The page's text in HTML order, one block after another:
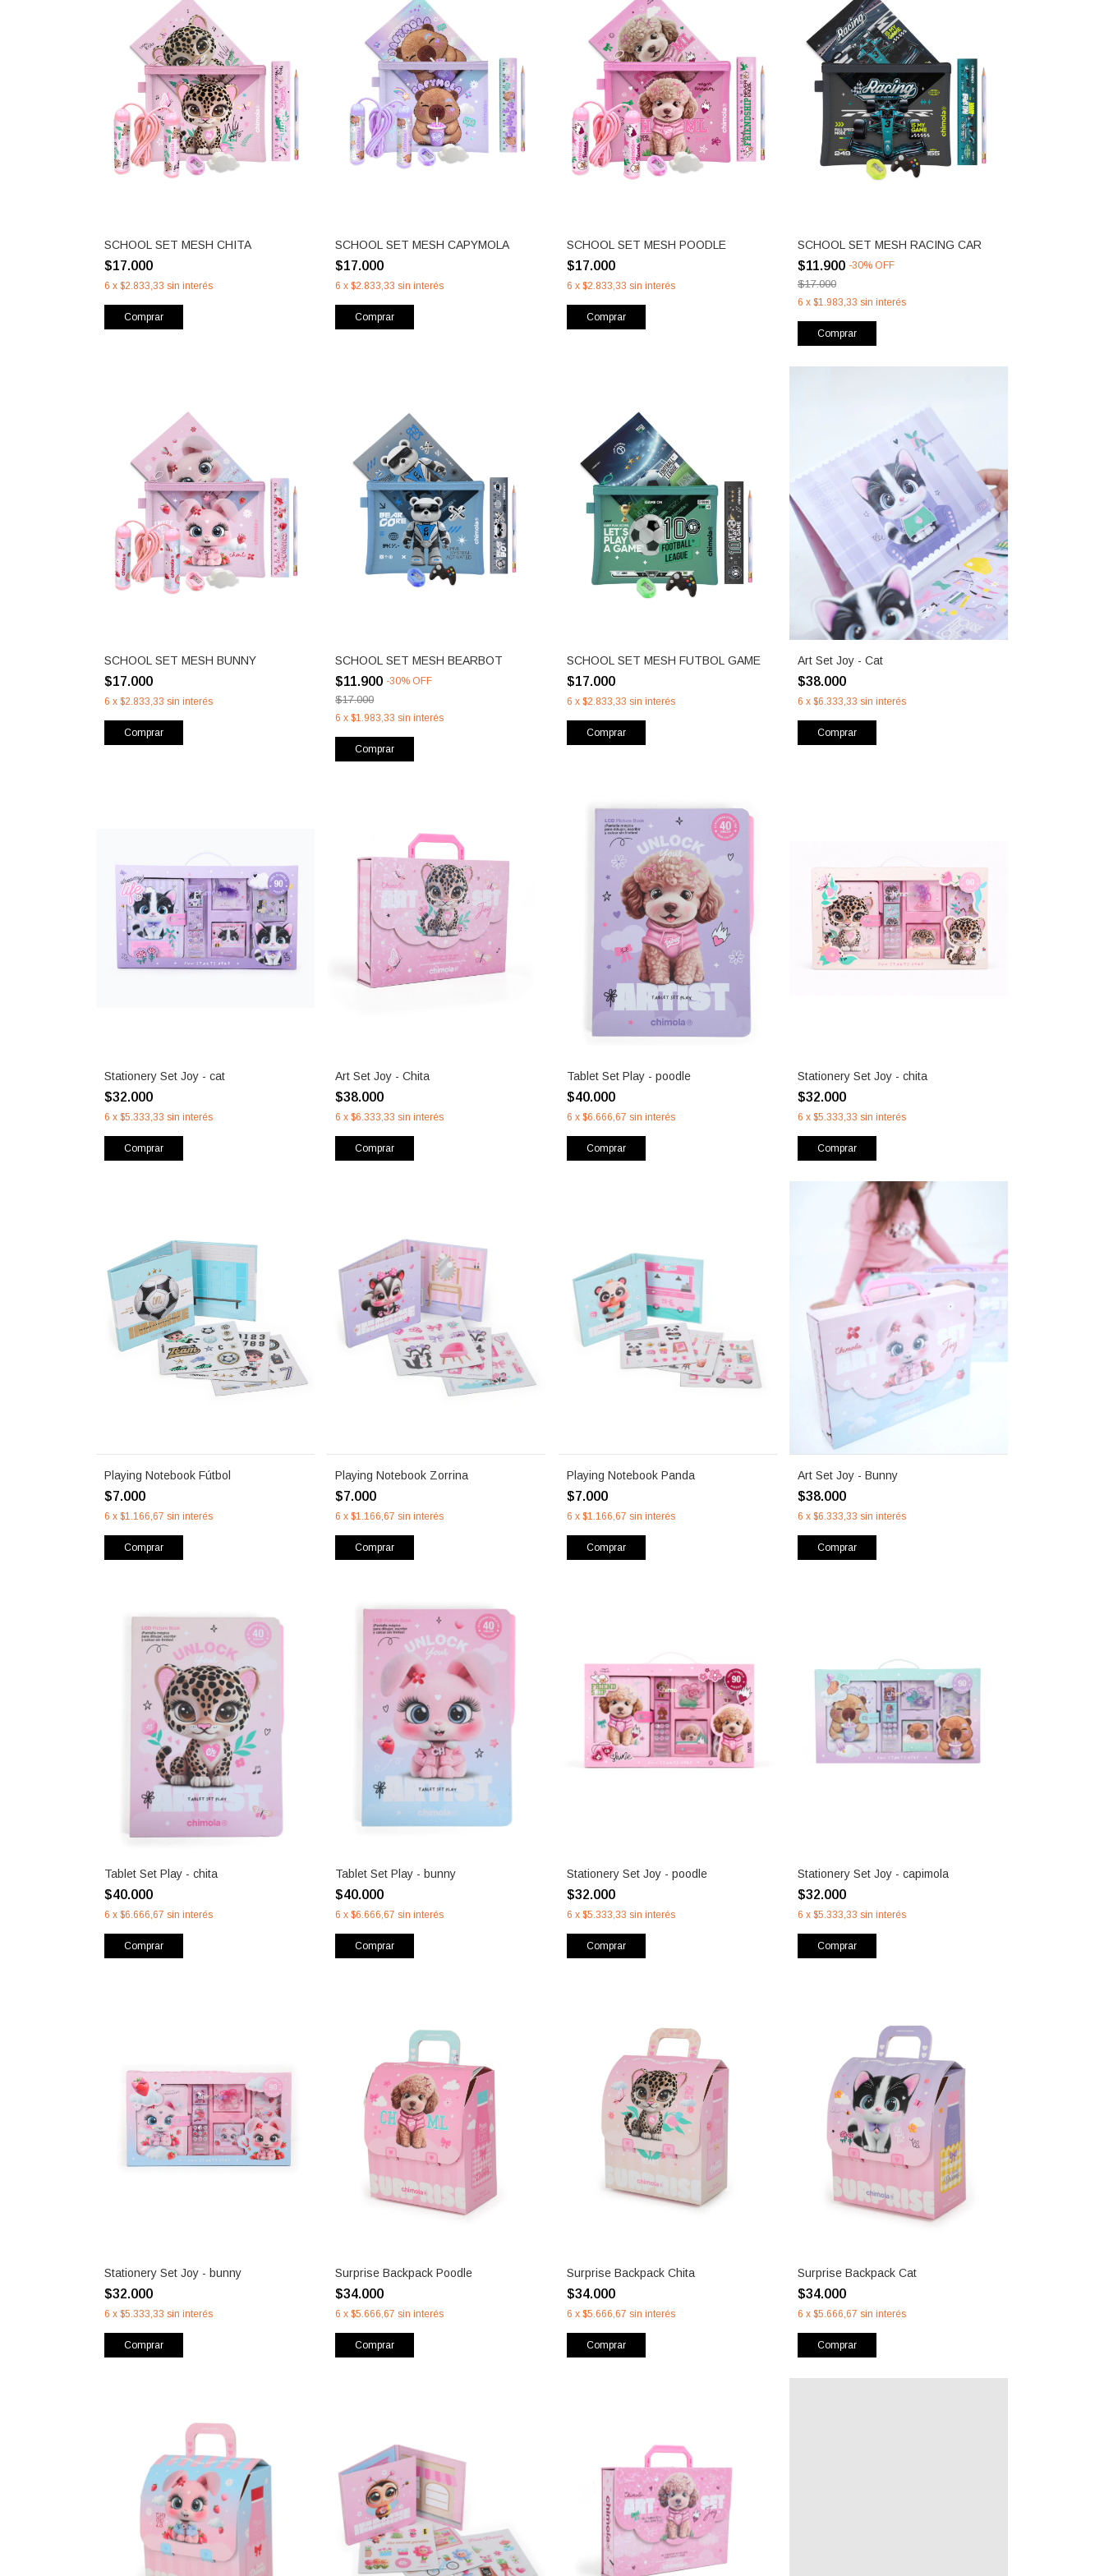
SCHOOL SET MESH CHITA
$17.000
6 x $2.833,33 sin interés
Comprar
SCHOOL SET MESH CAPYMOLA
$17.000
6 x$2.833,33 sin interés
Comprar
SCHOOL SET MESH POODLE
$17.000
6 x $2.833,33 sin interés
Comprar
SCHOOL SET MESH RACING CAR
$11.900 -30% OFF
$17.000
6 x $1.983,33 sin interés
Comprar
SCHOOL SET MESH BUNNY
$17.000
6 x $2.833,33 sin interés
Comprar
SCHOOL SET MESH BEARBOT
$11.900 -30%OFF
$17.000
6 x$1.983,33 sin interés
Comprar
SCHOOL SET MESH FUTBOL GAME
$17.000
6 x $2.833,33 sin interés
Comprar
Art Set Joy - Cat
$38.000
6 x $6.333,33 sin interés
Comprar
Stationery Set Joy - cat
$32.000
6 x $5.333,33 sin interés
Comprar
Art Set Joy - Chita
$38.000
6 x$6.333,33 sin interés
Comprar
Tablet Set Play - poodle
$40.000
6 x $6.666,67 sin interés
Comprar
Stationery Set Joy - chita
$32.000
6 x $5.333,33 sin interés
Comprar
Playing Notebook Fútbol
$7.000
6 x $1.166,67 sin interés
Comprar
Playing Notebook Zorrina
$7.000
6 x$1.166,67 sin interés
Comprar
Playing Notebook Panda
$7.000
6 x $1.166,67 sin interés
Comprar
Art Set Joy - Bunny
$38.000
6 x $6.333,33 sin interés
Comprar
Tablet Set Play - chita
$40.000
6 x $6.666,67 sin interés
Comprar
Tablet Set Play - bunny
$40.000
6 x$6.666,67 sin interés
Comprar
Stationery Set Joy - poodle
$32.000
6 x $5.333,33 sin interés
Comprar
Stationery Set Joy - capimola
$32.000
6 x $5.333,33 sin interés
Comprar
Stationery Set Joy - bunny
$32.000
6 x $5.333,33 sin interés
Comprar
Surprise Backpack Poodle
$34.000
6 x$5.666,67 sin interés
Comprar
Surprise Backpack Chita
$34.000
6 x $5.666,67 sin interés
Comprar
Surprise Backpack Cat
$34.000
6 x $5.666,67 sin interés
Comprar